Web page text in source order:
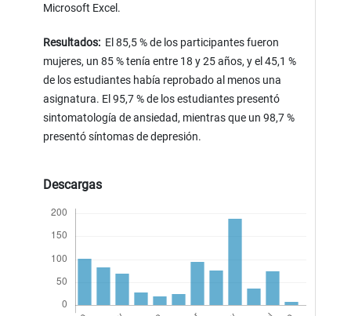
Microsoft Excel.
Resultados: El 85,5 % de los participantes fueron
mujeres, un 85 % tenía entre 18 y 25 años, y el 45,1 %
de los estudiantes había reprobado al menos una
asignatura. El 95,7 % de los estudiantes presentó
sintomatología de ansiedad, mientras que un 98,7 %
presentó síntomas de depresión.
Descargas